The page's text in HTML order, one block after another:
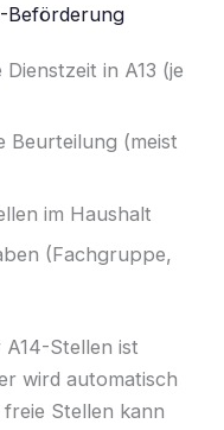
Beförderung
in A13 (je
Beurteilung (meist
im Haushalt
(Fachgruppe,
A14-Stellen ist
wird automatisch
Stellen kann